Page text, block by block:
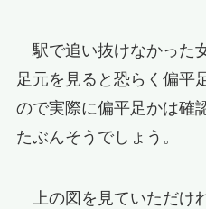
駅で追い抜けなかった
足元を見ると恐らく偏平
ので実際に偏平足かは確
たぶんそうでしょう。
上の図を見ていただけ